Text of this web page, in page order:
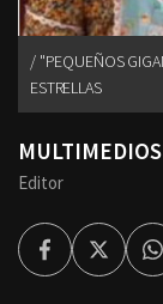
"PEQUEÑOS
ESTRELLAS
Editor
FacebookTwitter